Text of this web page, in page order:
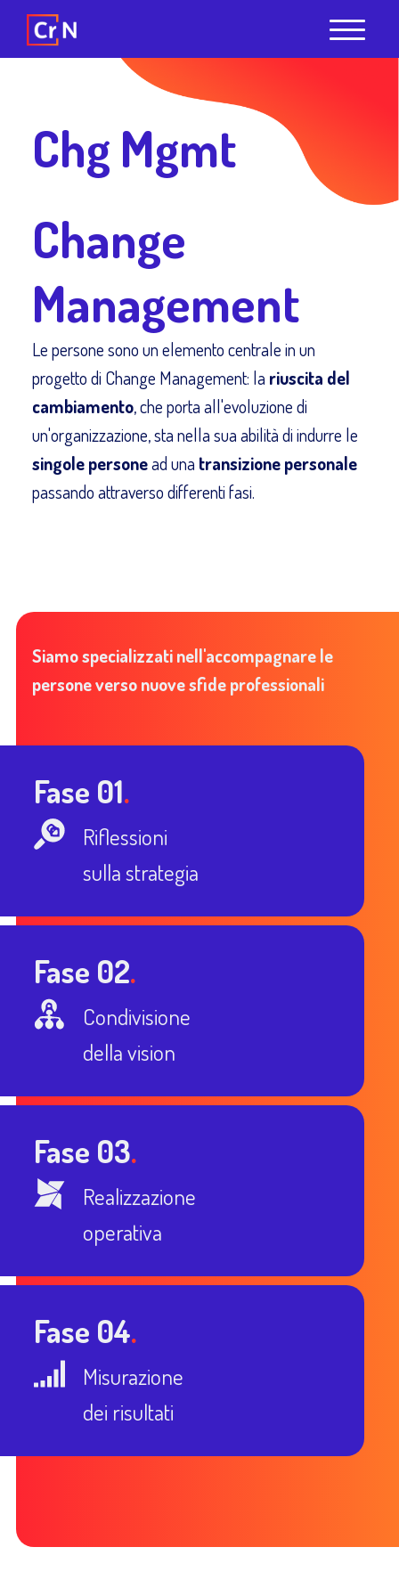
Chg Mgmt
Change
Management
Le persone sono un elemento centrale in un
progetto di Change Management: la riuscita del
cambiamento, che porta all'evoluzione di
un'organizzazione, sta nella sua abilità di indurre le
singole personead una transizione personale
passando attraverso differenti fasi.
Siamo specializzati nell'accompagnare le
persone verso nuove sfide professionali
Fase 01.
Riflessioni
sulla strategia
Fase 02.
Condivisione
della vision
Fase 03.
Realizzazione
operativa
Fase 04.
Misurazione
dei risultati